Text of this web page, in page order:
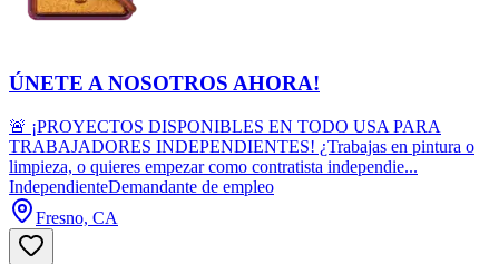
ÚNETE A NOSOTROS AHORA!
🚨 ¡PROYECTOS DISPONIBLES EN TODO USA PARA
TRABAJADORES INDEPENDIENTES! ¿Trabajas en pintura o
limpieza, o quieres empezar como contratista independie...
IndependienteDemandante de empleo
Fresno, CA